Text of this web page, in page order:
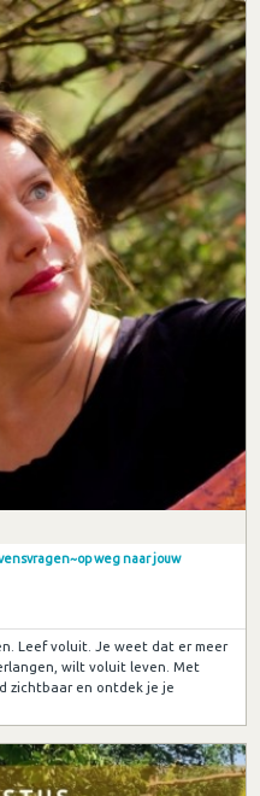
weg naar jouw
Leef voluit. Je weet dat er meer
wilt voluit leven. Met
zichtbaar en ontdek je je